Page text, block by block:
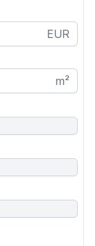
EUR
m²